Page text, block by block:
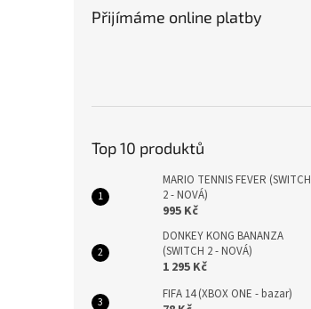
Přijímáme online platby
Top 10 produktů
MARIO TENNIS FEVER (SWITCH
2 - NOVÁ)
995 Kč
DONKEY KONG BANANZA
(SWITCH 2 - NOVÁ)
1 295 Kč
FIFA 14 (XBOX ONE - bazar)